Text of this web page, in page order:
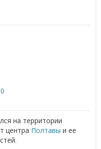
на территории
центра Полтавы и ее